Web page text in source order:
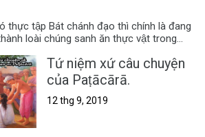
thực tập Bát chánh đạo thì chính là đang
loài chúng sanh ăn thực vật trong...
Tứ niệm xứ câu chuyện
của Paṭācārā.
12 thg 9, 2019